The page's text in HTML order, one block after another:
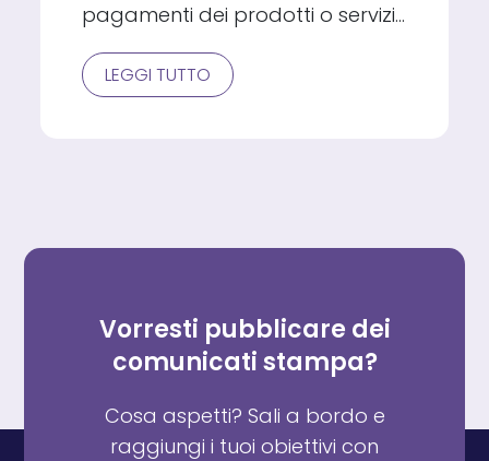
pagamenti dei prodotti o servizi…
LEGGI TUTTOAUMENTA
LA
RIVOLUZIONE
PAGAMENTI
DIGITALI
Vorresti pubblicare dei
comunicati stampa?
Cosa aspetti? Sali a bordo e
raggiungi i tuoi obiettivi con